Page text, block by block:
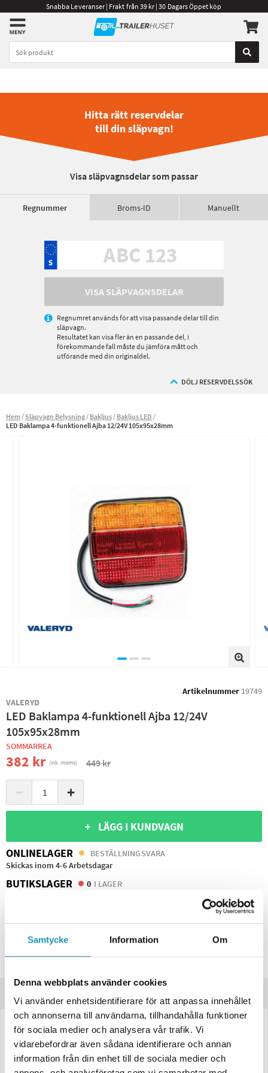
Samtycke Information Om
Denna webbplats använder cookies
Vi använder enhetsidentifierare för att anpassa innehållet
och annonserna till användarna, tillhandahålla funktioner
för sociala medier och analysera vår trafik. Vi
vidarebefordrar även sådana identifierare och annan
information från din enhet till de sociala medier och
Snabba Leveranser | Frakt från 39 kr | 30 Dagars Öppet köp
Hitta rätt reservdelar
till din släpvagn!
Visa släpvagnsdelar som passar
Regnummer Broms-ID Manuellt
VISA SLÄPVAGNSDELAR
Regnumret används för att visa passande delar till din
släpvagn.
Resultatet kan visa fler än en passande del, i
förekommande fall måste du jämföra mått och
utförande med din originaldel.
DÖLJ RESERVDELSSÖK
Hem Släpvagn Belysning Bakljus Bakljus LED
LED Baklampa 4-funktionell Ajba 12/24V 105x95x28mm
Artikelnummer 19749
VALERYD
LED Baklampa 4-funktionell Ajba 12/24V
105x95x28mm
SOMMARREA
382 kr (ink. moms) 449 kr
− +
+ LÄGG I KUNDVAGN
ONLINELAGER
BESTÄLLNINGSVARA
Skickas inom 4-6 Arbetsdagar
BUTIKSLAGER 0 I LAGER
Leverans- & Returinformation
Spara produkt
LED Baklampa 4-funktionell Ajba – 12/24V, 105×95×28 mm
Kompakt och effektiv
funktioneri ett enda robust hölje. Perfekt för släpvagnar, husvagnar